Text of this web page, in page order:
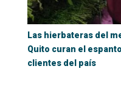
Las hierbateras del
Quito curan el
clientes del país